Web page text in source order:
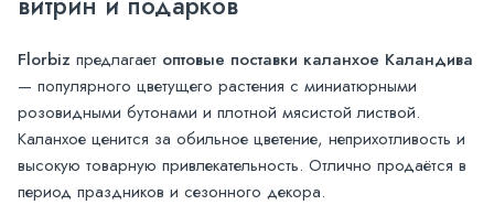
Florbiz предлагает оптовые поставки каланхое Каландива
— популярного цветущего растения с миниатюрными
розовидными бутонами и плотной мясистой листвой.
Каланхое ценится за обильное цветение, неприхотливость и
высокую товарную привлекательность. Отлично продаётся в
период праздников и сезонного декора.